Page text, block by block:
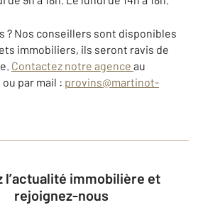
? Nos conseillers sont disponibles
immobiliers, ils seront ravis de
Contactez notre agence au
ou par mail : provins@martinot-
rejoignez-nous